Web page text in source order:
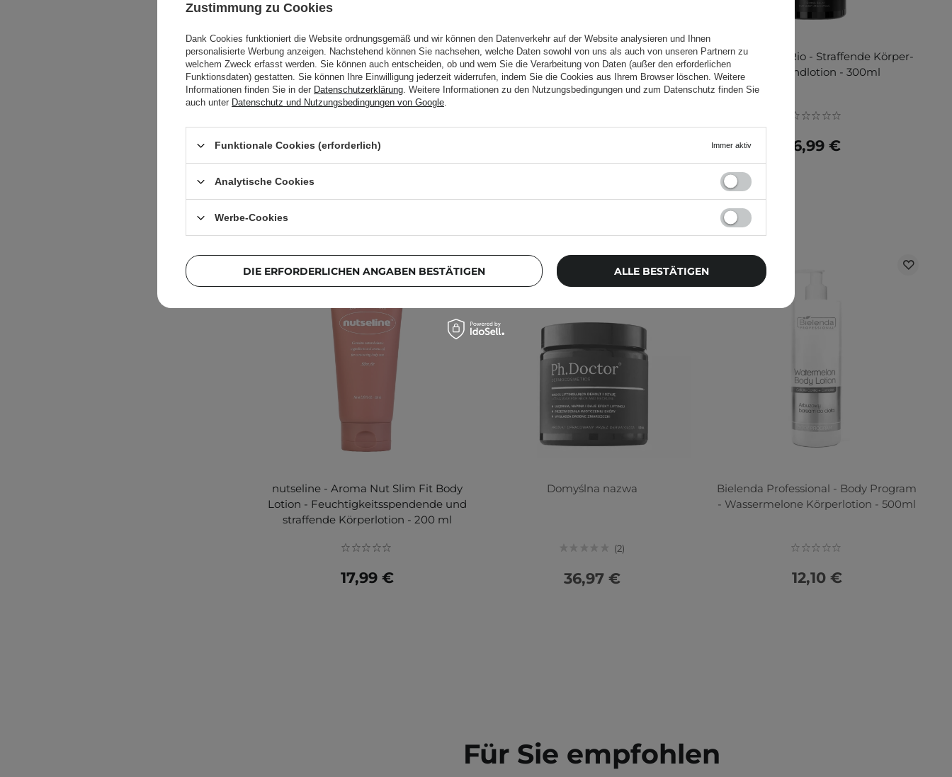
Bielenda Professional - Mango Boost -
Intensiv regenerierende Lipid-
Körperlotion - 500ml
14,40 €
Q+A - Collagen Body Butter -
Kollagen-Körperbutter - 200ml
Apis - Sunny Rio - Straffende Körper-
und Handlotion - 300ml
6,99 €
nutseline - Aroma Nut Slim Fit Body
Lotion - Feuchtigkeitsspendende und
straffende Körperlotion - 200 ml
17,99 €
Domyślna nazwa
2
36,97 €
Bielenda Professional - Body Program
- Wassermelone Körperlotion - 500ml
12,10 €
Für Sie empfohlen
Zustimmung zu Cookies
Dank Cookies funktioniert die Website ordnungsgemäß und wir können den Datenverkehr auf der Website analysieren und Ihnen
personalisierte Werbung anzeigen. Nachstehend können Sie nachsehen, welche Daten sowohl von uns als auch von unseren Partnern zu
welchem Zweck erfasst werden. Sie können auch entscheiden, ob und wem Sie die Verarbeitung von Daten (außer den erforderlichen
Funktionsdaten) gestatten. Sie können Ihre Einwilligung jederzeit widerrufen, indem Sie die Cookies aus Ihrem Browser löschen. Weitere
Informationen finden Sie in der Datenschutzerklärung. Weitere Informationen zu den Nutzungsbedingungen und zum Datenschutz finden Sie
auch unter Datenschutz und Nutzungsbedingungen von Google.
Funktionale Cookies (erforderlich) Immer aktiv
Analytische Cookies
Werbe-Cookies
DIE ERFORDERLICHEN ANGABEN BESTÄTIGEN ALLE BESTÄTIGEN